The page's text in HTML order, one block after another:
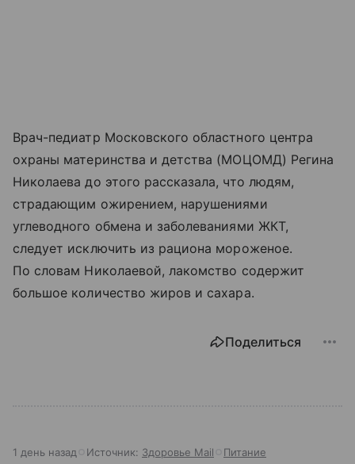
Врач-педиатр Московского областного центра
охраны материнства и детства (МОЦОМД) Регина
Николаева до этого рассказала, что людям,
страдающим ожирением, нарушениями
углеводного обмена и заболеваниями ЖКТ,
следует исключить из рациона мороженое.
По словам Николаевой, лакомство содержит
большое количество жиров и сахара.
Поделиться
1 день назад Источник: Здоровье Mail Питание